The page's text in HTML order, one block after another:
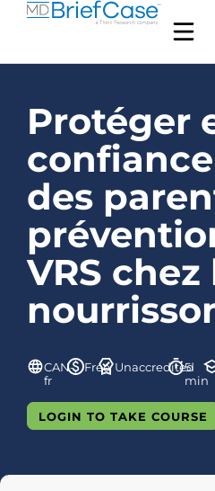
Protéger
des
VRS chez
CAN-
fr
Free Unaccredited
5
min
LOGIN TO TAKE COURSE